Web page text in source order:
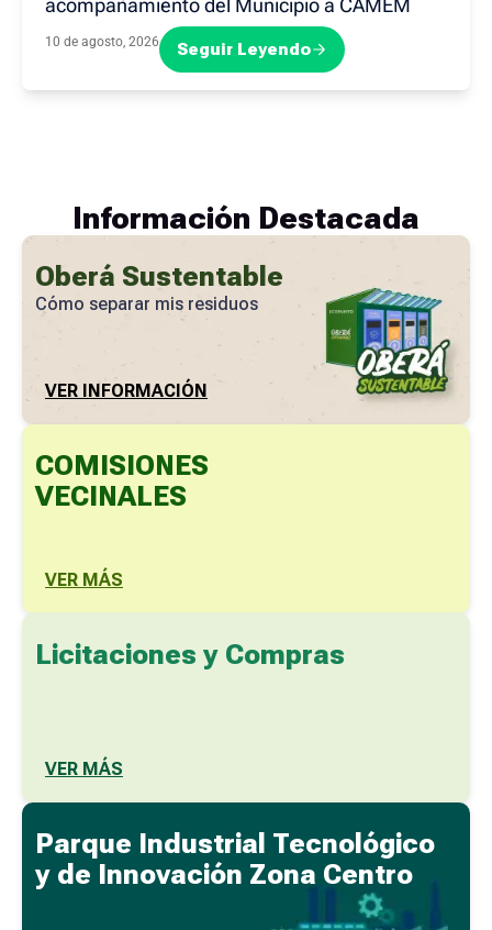
acompañamiento del Municipio a CAMEM
10 de agosto, 2026 Seguir Leyendo
Información Destacada
Oberá Sustentable
Cómo separar mis residuos
VER INFORMACIÓN
COMISIONES
VECINALES
VER MÁS
Licitaciones y Compras
VER MÁS
Parque Industrial Tecnológico
y de Innovación Zona Centro